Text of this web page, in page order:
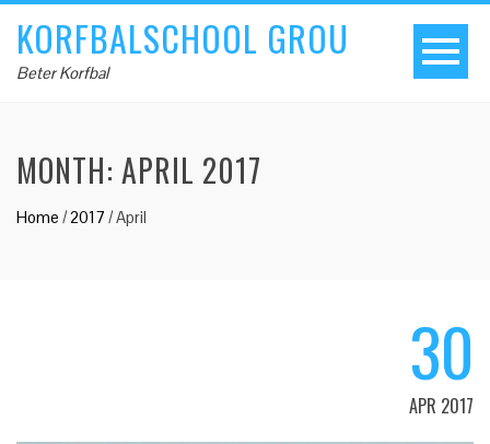
KORFBALSCHOOL GROU
Beter Korfbal
MONTH: APRIL 2017
Home /2017 /April
30
APR 2017